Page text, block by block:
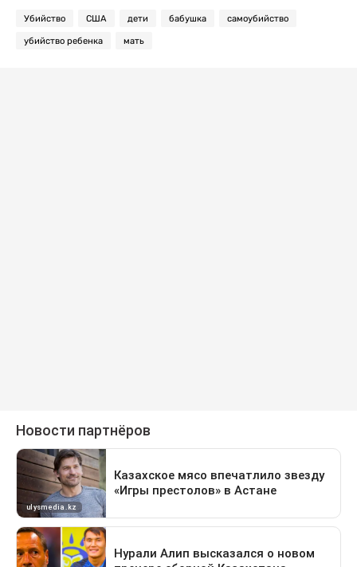
Убийство США дети бабушка самоубийство
убийство ребенка мать